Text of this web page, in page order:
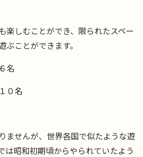
楽しむことができ、限られたスペー
ことができます。
名
０名
ませんが、世界各国で似たような遊
は昭和初期頃からやられていたよう